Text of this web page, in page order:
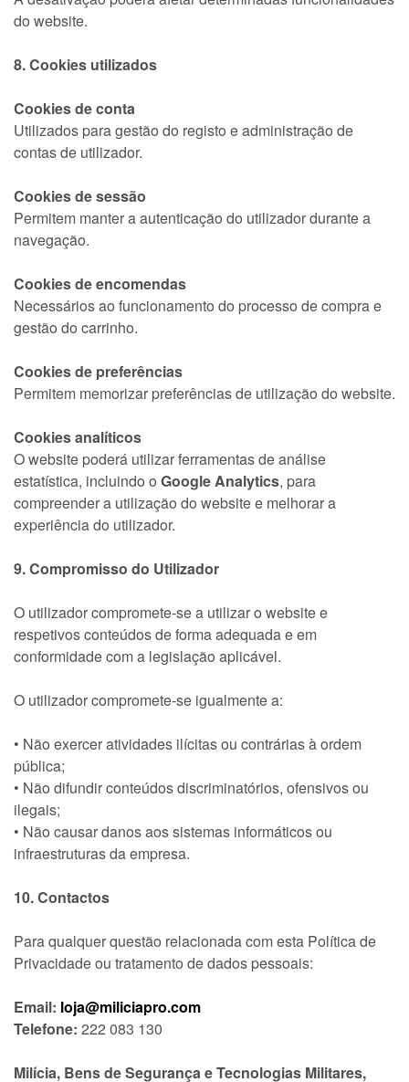
do website.
8. Cookies utilizados
Cookies de conta
Utilizados para gestão do registo e administração de
contas de utilizador.
Cookies de sessão
Permitem manter a autenticação do utilizador durante a
navegação.
Cookies de encomendas
Necessários ao funcionamento do processo de compra e
gestão do carrinho.
Cookies de preferências
Permitem memorizar preferências de utilização do website.
Cookies analíticos
O website poderá utilizar ferramentas de análise
estatística, incluindo o Google Analytics, para
compreender a utilização do website e melhorar a
experiência do utilizador.
9. Compromisso do Utilizador
O utilizador compromete-se a utilizar o website e
respetivos conteúdos de forma adequada e em
conformidade com a legislação aplicável.
O utilizador compromete-se igualmente a:
• Não exercer atividades ilícitas ou contrárias à ordem
pública;
• Não difundir conteúdos discriminatórios, ofensivos ou
ilegais;
• Não causar danos aos sistemas informáticos ou
infraestruturas da empresa.
10. Contactos
Para qualquer questão relacionada com esta Política de
Privacidade ou tratamento de dados pessoais:
Email: loja@miliciapro.com
Telefone: 222 083 130
Milícia, Bens de Segurança e Tecnologias Militares,